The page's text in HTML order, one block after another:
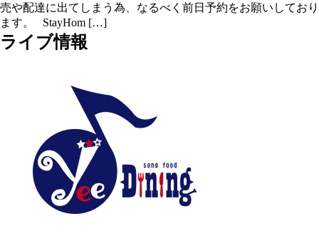
売や配達に出てしまう為、なるべく前日予約をお願いしており
ます。 StayHom […]
ライブ情報